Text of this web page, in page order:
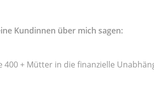
Kundinnen über mich sagen:
400 + Mütter in die finanzielle